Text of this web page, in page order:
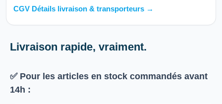
CGV Détails livraison & transporteurs →
Livraison rapide, vraiment.
✅ Pour les articles en stock commandés avant
14h :